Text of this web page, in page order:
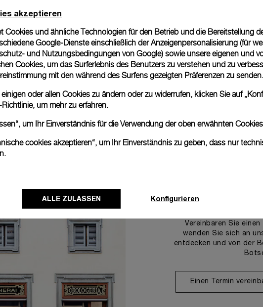
Vereinbaren Sie
wenden Sie sich an
entdecken und von der
Einen Termin
akzeptieren
Cookies und ähnliche Technologien für den Betrieb und die Bereitstellung
Google-Dienste einschließlich der Anzeigenpersonalisierung (für
und Nutzungsbedingungen von Google) sowie unsere eigenen und
Cookies, um das Surferlebnis des Benutzers zu verstehen und zu
mit den während des Surfens gezeigten Präferenzen zu senden.
oder allen Cookies zu ändern oder zu widerrufen, klicken Sie auf
, um mehr zu erfahren.
um Ihr Einverständnis für die Verwendung der oben erwähnten
cookies akzeptieren“, um Ihr Einverständnis zu geben, dass nur
ALLE ZULASSEN Konfigurieren